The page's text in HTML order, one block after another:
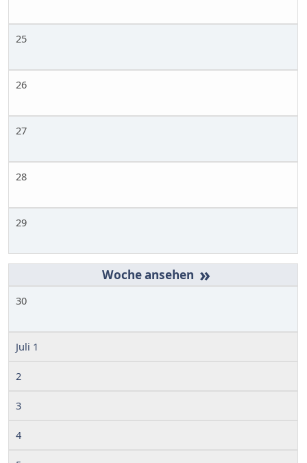
25
26
27
28
29
»
30
Juli 1
2
3
4